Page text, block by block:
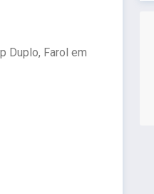
Duplo, Farol em